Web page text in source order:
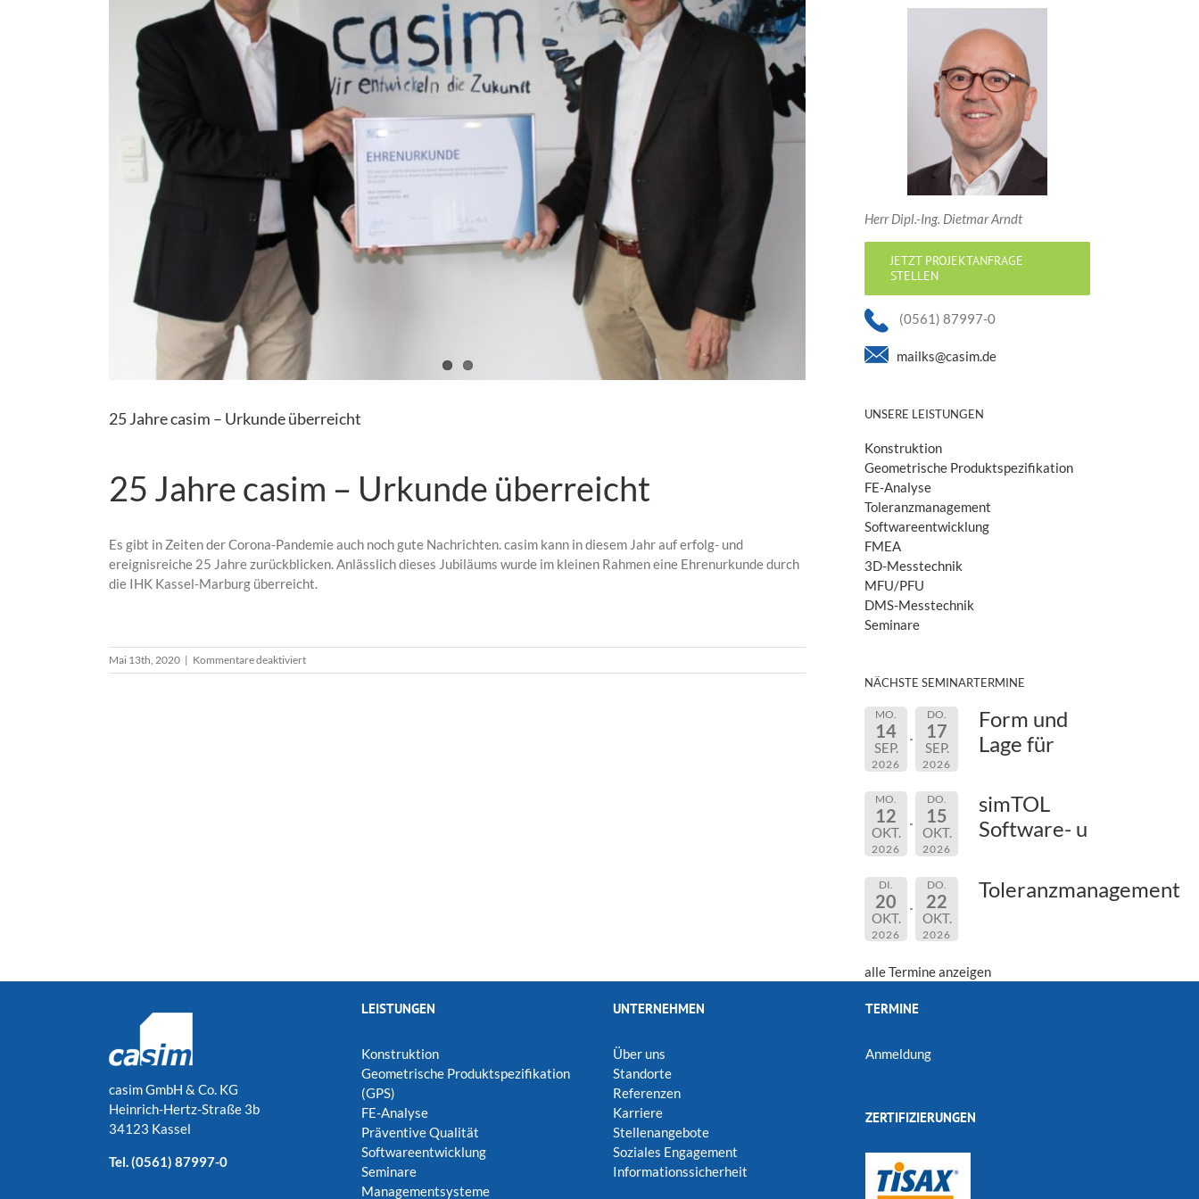
25 Jahre casim – Urkunde überreicht
25 Jahre casim – Urkunde überreicht
Es gibt in Zeiten der Corona-Pandemie auch noch gute Nachrichten. casim kann in diesem Jahr auf erfolg- und
ereignisreiche 25 Jahre zurückblicken. Anlässlich dieses Jubiläums wurde im kleinen Rahmen eine Ehrenurkunde durch
die IHK Kassel-Marburg überreicht.
Mai 13th, 2020 | Kommentare deaktiviertfür
25
Herr Dipl.-Ing. Dietmar Arndt
JETZT PROJEKTANFRAGE
STELLEN
(0561) 87997-0
mailks@casim.de
UNSERE LEISTUNGEN
Konstruktion
Geometrische Produktspezifikation
FE-Analyse
Toleranzmanagement
Softwareentwicklung
FMEA
3D-Messtechnik
MFU/PFU
DMS-Messtechnik
Seminare
NÄCHSTE SEMINARTERMINE
MO.
14
SEP.
2026
DO.
17
SEP.
2026
Form und
Lage für
MO.
12
OKT.
2026
DO.
15
OKT.
2026
simTOL
Software- u
DI.
20
OKT.
2026
DO.
22
OKT.
2026
Toleranzmanagement
alle Termine anzeigen
casim GmbH & Co. KG
Heinrich-Hertz-Straße 3b
34123 Kassel
Tel.(0561) 87997-0
LEISTUNGEN
Konstruktion
Geometrische Produktspezifikation
(GPS)
FE-Analyse
Präventive Qualität
Softwareentwicklung
Seminare
Managementsysteme
UNTERNEHMEN
Über uns
Standorte
Referenzen
Karriere
Stellenangebote
Soziales Engagement
Informationssicherheit
TERMINE
Anmeldung
ZERTIFIZIERUNGEN